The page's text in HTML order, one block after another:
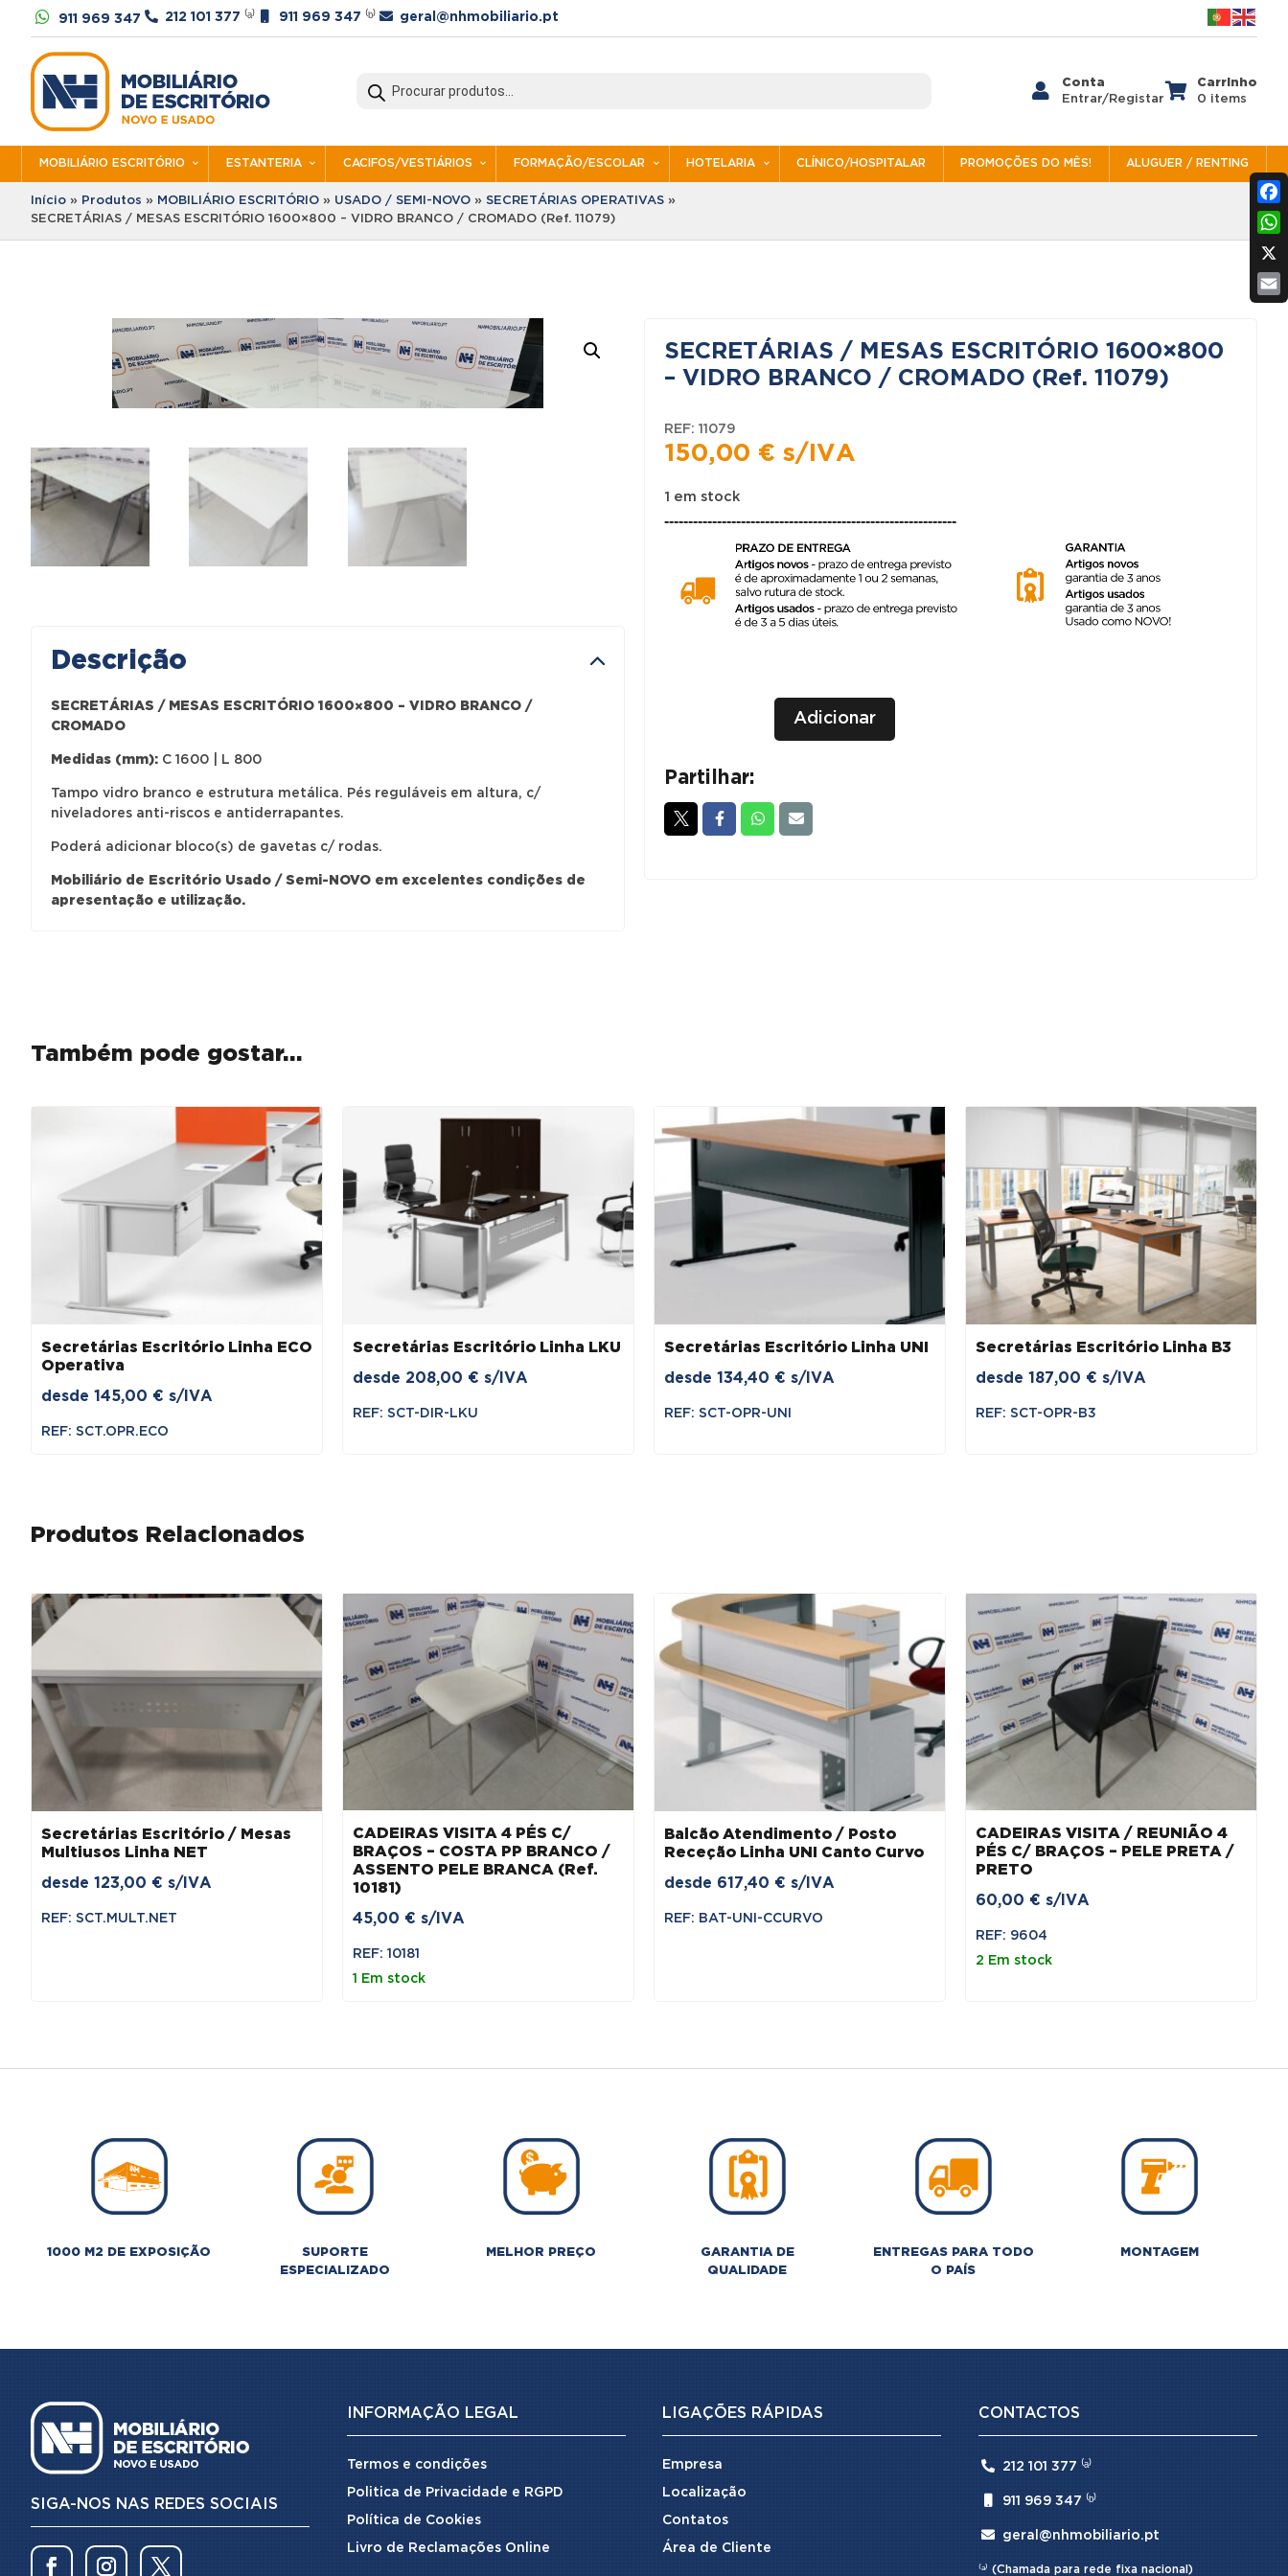
 911 969 347  212 101 377 ⁽ᵃ⁾ 911 969 347 ⁽ᵇ⁾  geral@nhmobiliario.pt
search

Conta
Entrar/Registar 
Carrinho
0 items
MOBILIÁRIO ESCRITÓRIO ESTANTERIA CACIFOS/VESTIÁRIOS FORMAÇÃO/ESCOLAR HOTELARIA CLÍNICO/HOSPITALAR PROMOÇÕES DO MÊS! ALUGUER / RENTING
Início » Produtos » MOBILIÁRIO ESCRITÓRIO » USADO / SEMI-NOVO » SECRETÁRIAS OPERATIVAS »
SECRETÁRIAS / MESAS ESCRITÓRIO 1600×800 – VIDRO BRANCO / CROMADO (Ref. 11079)
Descrição
SECRETÁRIAS / MESAS ESCRITÓRIO 1600×800 – VIDRO BRANCO /
CROMADO
Medidas (mm): C 1600 | L 800
Tampo vidro branco e estrutura metálica. Pés reguláveis em altura, c/
niveladores anti-riscos e antiderrapantes.
Poderá adicionar bloco(s) de gavetas c/ rodas.
Mobiliário de Escritório Usado / Semi-NOVO em excelentes condições de
apresentação e utilização.
SECRETÁRIAS / MESAS ESCRITÓRIO 1600×800
– VIDRO BRANCO / CROMADO (Ref. 11079)
REF: 11079
150,00 € s/IVA
1 em stock
-------------------------------------------------------------
/
ESCRITÓRIO
Adicionar
Partilhar:
Também pode gostar…
Secretárias Escritório Linha ECO
Operativa
desde 145,00 € s/IVA
REF: SCT.OPR.ECO
Secretárias Escritório Linha LKU
desde 208,00 € s/IVA
REF: SCT-DIR-LKU
Secretárias Escritório Linha UNI
desde 134,40 € s/IVA
REF: SCT-OPR-UNI
Secretárias Escritório Linha B3
desde 187,00 € s/IVA
REF: SCT-OPR-B3
Produtos Relacionados
Secretárias Escritório / Mesas
Multiusos Linha NET
desde 123,00 € s/IVA
REF: SCT.MULT.NET
CADEIRAS VISITA 4 PÉS C/
BRAÇOS – COSTA PP BRANCO /
ASSENTO PELE BRANCA (Ref.
10181)
45,00 € s/IVA
REF: 10181
1 Em stock
Balcão Atendimento / Posto
Receção Linha UNI Canto Curvo
desde 617,40 € s/IVA
REF: BAT-UNI-CCURVO
CADEIRAS VISITA / REUNIÃO 4
PÉS C/ BRAÇOS – PELE PRETA /
PRETO
60,00 € s/IVA
REF: 9604
2 Em stock
1000 M2 DE EXPOSIÇÃO
SUPORTE
ESPECIALIZADO
MELHOR PREÇO
GARANTIA DE
QUALIDADE
ENTREGAS PARA TODO
O PAÍS
MONTAGEM
SIGA-NOS NAS REDES SOCIAIS
INFORMAÇÃO LEGAL
Termos e condições
Politica de Privacidade e RGPD
Política de Cookies
Livro de Reclamações Online
LIGAÇÕES RÁPIDAS
Empresa
Localização
Contatos
Área de Cliente
CONTACTOS
 212 101 377 ⁽ᵃ⁾
911 969 347 ⁽ᵇ⁾
 geral@nhmobiliario.pt
⁽ᵃ⁾ (Chamada para rede fixa nacional)
X